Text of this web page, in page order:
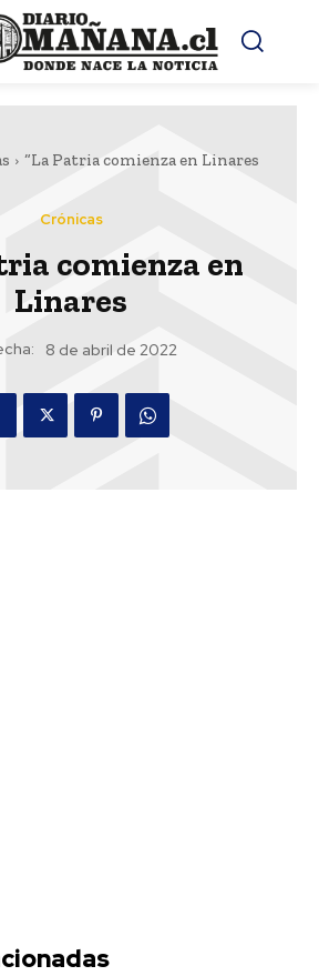
“La Patria comienza en Linares
Crónicas
comienza en
Linares
8 de abril de 2022